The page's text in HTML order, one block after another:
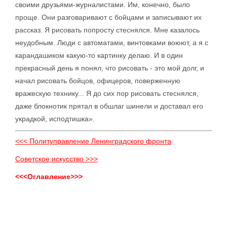
своими друзьями-журналистами. Им, конечно, было
проще. Они разговаривают с бойцами и записывают их
рассказ. Я рисовать попросту стеснялся. Мне казалось
неудобным. Люди с автоматами, винтовками воюют, а я с
карандашиком какую-то картинку делаю. И в один
прекрасный день я понял, что рисовать - это мой долг, и
начал рисовать бойцов, офицеров, поверженную
вражескую технику... Я до сих пор рисовать стеснялся,
даже блокнотик прятал в обшлаг шинели и доставал его
украдкой, исподтишка».
<<< Политуправление Ленинградского фронта
Советское искусство >>>
<<<Оглавление>>>